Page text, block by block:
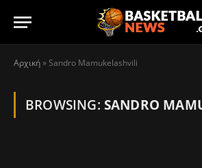
Αρχική» Sandro Mamukelashvili
BROWSING: SANDRO